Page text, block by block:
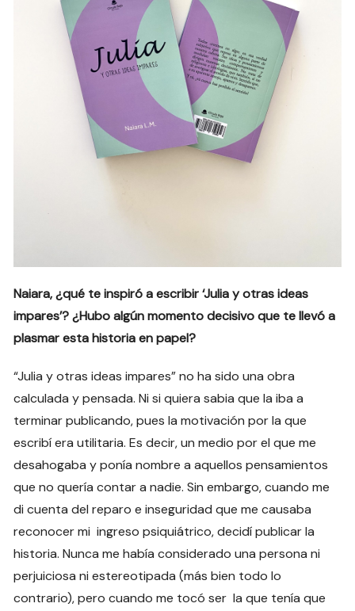
Naiara, ¿qué te inspiró a escribir ‘Julia y otras ideas
impares’? ¿Hubo algún momento decisivo que te llevó a
plasmar esta historia en papel?
“Julia y otras ideas impares” no ha sido una obra
calculada y pensada. Ni si quiera sabia que la iba a
terminar publicando, pues la motivación por la que
escribí era utilitaria. Es decir, un medio por el que me
desahogaba y ponía nombre a aquellos pensamientos
que no quería contar a nadie. Sin embargo, cuando me
di cuenta del reparo e inseguridad que me causaba
reconocer mi ingreso psiquiátrico, decidí publicar la
historia. Nunca me había considerado una persona ni
perjuiciosa ni estereotipada (más bien todo lo
contrario), pero cuando me tocó ser la que tenía que